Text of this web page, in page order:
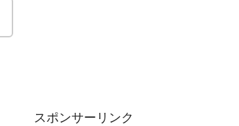
スポンサーリンク